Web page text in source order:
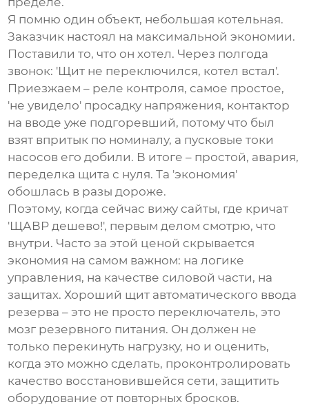
Я помню один объект, небольшая котельная.
Заказчик настоял на максимальной экономии.
Поставили то, что он хотел. Через полгода
звонок: 'Щит не переключился, котел встал'.
Приезжаем – реле контроля, самое простое,
'не увидело' просадку напряжения, контактор
на вводе уже подгоревший, потому что был
взят впритык по номиналу, а пусковые токи
насосов его добили. В итоге – простой, авария,
переделка щита с нуля. Та 'экономия'
обошлась в разы дороже.
Поэтому, когда сейчас вижу сайты, где кричат
'ЩАВР дешево!', первым делом смотрю, что
внутри. Часто за этой ценой скрывается
экономия на самом важном: на логике
управления, на качестве силовой части, на
защитах. Хороший щит автоматического ввода
резерва – это не просто переключатель, это
мозг резервного питания. Он должен не
только перекинуть нагрузку, но и оценить,
когда это можно сделать, проконтролировать
качество восстановившейся сети, защитить
оборудование от повторных бросков.